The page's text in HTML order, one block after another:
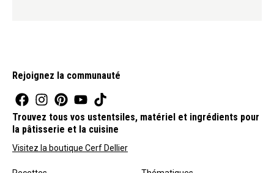
Rejoignez la communauté
Trouvez tous vos ustentsiles, matériel et ingrédients pour
la pâtisserie et la cuisine
Visitez la boutique Cerf Dellier